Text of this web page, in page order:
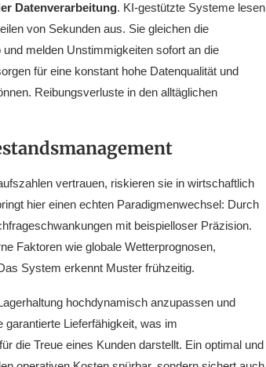
Datenverarbeitung. KI-gestützte Systeme lesen
von Sekunden aus. Sie gleichen die
melden Unstimmigkeiten sofort an die
für eine konstant hohe Datenqualität und
Reibungsverluste in den alltäglichen
vertrauen, riskieren sie in wirtschaftlich
hier einen echten Paradigmenwechsel: Durch
mit beispielloser Präzision.
Faktoren wie globale Wetterprognosen,
System erkennt Muster frühzeitig.
hochdynamisch anzupassen und
Lieferfähigkeit, was im
die Treue eines Kunden darstellt. Ein optimal und